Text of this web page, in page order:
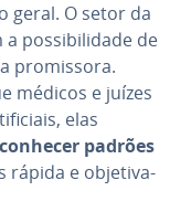
geral. O setor da
a pos­si­bi­li­dade de
pro­mis­sora.
médicos e juízes
elas
padrões
rápida e ob­je­ti­va­